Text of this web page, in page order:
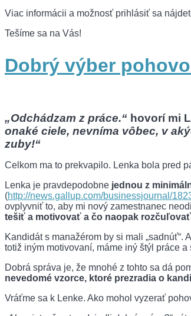
Viac informácii a možnosť prihlásiť sa
Tešíme sa na Vás!
Dobrý výber
„Odchádzam z práce.“ hovorí mi
onaké ciele, nevníma vôbec, v
zuby!“
Celkom ma to prekvapilo. Lenka bola pred
Lenka je pravdepodobne jednou z
(http://news.gallup.com/businessjournal/
ovplyvniť to, aby mi nový zamestnanec
tešiť a motivovať a čo naopak
Kandidát s manažérom by si mali
totiž iným motivovaní, máme iný štýl práce
Dobrá správa je, že mnohé z tohto sa dá
nevedomé vzorce, ktoré prezradia o
Vráťme sa k Lenke. Ako mohol vyzerať